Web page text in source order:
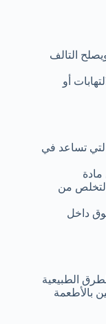
التالف
أو
التي تساعد في
التخلص من
داخل
الطبيعية
بالأطعمة